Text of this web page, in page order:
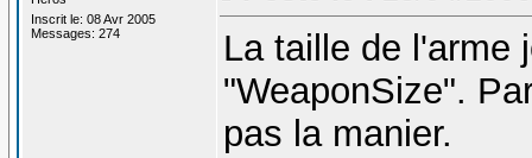
Inscrit le: 08 Avr 2005
Messages: 274
La taille de l'arme
"WeaponSize".
pas la manier.